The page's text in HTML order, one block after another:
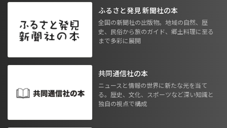
ふるさと発見 新聞社の本
全国の新聞社の出版物。地域の自然、歴
史、民俗から旅のガイド、郷土料理に至る
まで多彩に展開
共同通信社の本
ニュースと情報の世界に新たな光を当て
る。歴史、文化、スポーツなど深い知識と
独自の視点で構成